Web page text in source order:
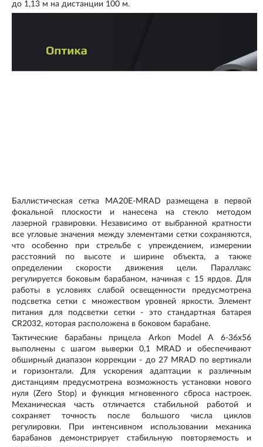
до 1,13 м на дистанции 100 м.
Баллистическая сетка MA20E-MRAD размещена в первой
фокальной плоскости и нанесена на стекло методом
лазерной гравировки. Независимо от выбранной кратности
все угловые значения между элементами сетки сохраняются,
что особенно при стрельбе с упреждением, измерении
расстояний по высоте и ширине объекта, а также
определении скорости движения цели. Параллакс
регулируется боковым барабаном, начиная с 15 ярдов. Для
работы в условиях слабой освещенности предусмотрена
подсветка сетки с множеством уровней яркости. Элемент
питания для подсветки сетки - это стандартная батарея
CR2032, которая расположена в боковом барабане.
Тактические барабаны прицела Arkon Model A 6-36х56
выполнены с шагом выверки 0,1 MRAD и обеспечивают
обширный диапазон коррекции - до 27 MRAD по вертикали
и горизонтали. Для ускорения адаптации к различным
дистанциям предусмотрена возможность установки нового
нуля (Zero Stop) и функция мгновенного сброса настроек.
Механическая часть отличается стабильной работой и
сохраняет точность после большого числа циклов
регулировки. При интенсивном использовании механика
барабанов демонстрирует стабильную повторяемость и